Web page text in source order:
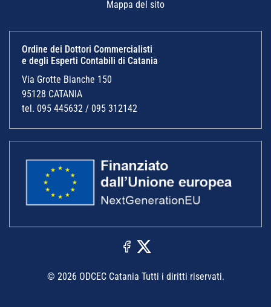
Mappa del sito
Ordine dei Dottori Commercialisti
e degli Esperti Contabili di Catania
Via Grotte Bianche 150
95128 CATANIA
tel. 095 445632 / 095 312142
© 2026 ODCEC Catania Tutti i diritti riservati.